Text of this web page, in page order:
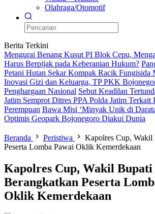
Olahraga/Otomotif
Berita Terkini
Mengurai Benang Kusut PI Blok Cepu,
Harus Berpijak pada Keberanian Hukum?
Petani Hutan Sekar Kompak Racik Fungisida
Inovasi Gizi dan Keluarga, TP PKK
Penghargaan Nasional Sebut Keadilan
Jatim Semprot Ditres PPA Polda Jatim Terkait
Perempuan Bawa Misi ‘Minyak Unik di
Optimis Geopark Bojonegoro Diakui Dunia
Beranda Peristiwa
Kapolres Cup, Wakil
Peserta Lomba Pawai Oklik Kemerdekaan
Kapolres Cup, Wakil Bupati
Berangkatkan Peserta
Oklik Kemerdekaan